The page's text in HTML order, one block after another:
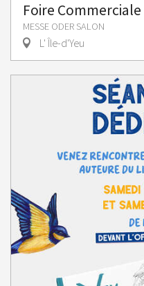
Foire Commerciale
MESSE ODER SALON
L' Île-d'Yeu